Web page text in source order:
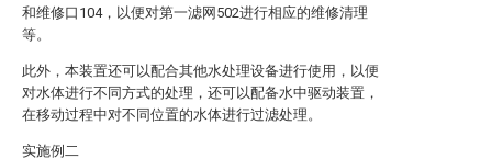
和维修口104，以便对第一滤网502进行相应的维修清理
等。
此外，本装置还可以配合其他水处理设备进行使用，以便
对水体进行不同方式的处理，还可以配备水中驱动装置，
在移动过程中对不同位置的水体进行过滤处理。
实施例二